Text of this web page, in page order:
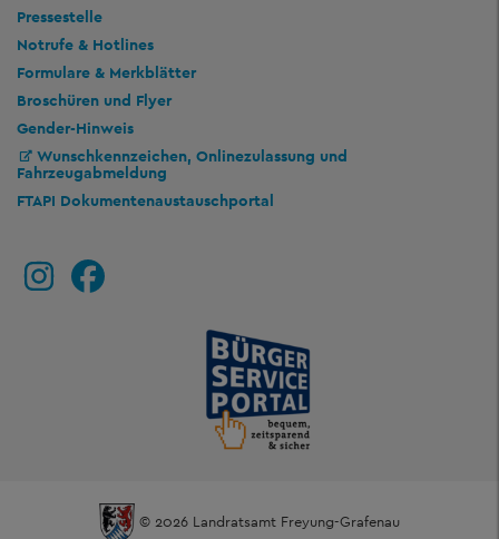
Pressestelle
Notrufe & Hotlines
Formulare & Merkblätter
Broschüren und Flyer
Gender-Hinweis
Wunschkennzeichen, Onlinezulassung und
Fahrzeugabmeldung
FTAPI Dokumentenaustauschportal
© 2026 Landratsamt Freyung-Grafenau